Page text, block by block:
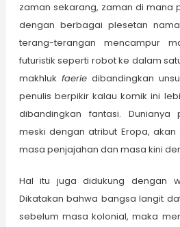
zaman sekarang, zaman di mana
dengan berbagai plesetan
terang-terangan mencampur
futuristik seperti robot ke dalam
makhluk faeriedibandingkan
penulis berpikir kalau komik ini
dibandingkan fantasi.
meski dengan atribut Eropa,
masa penjajahan dan masa kini
Hal itu juga didukung dengan
Dikatakan bahwa bangsa langit
sebelum masa kolonial, maka